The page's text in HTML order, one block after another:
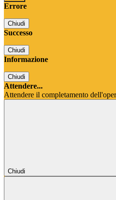
Errore
Chiudi
Successo
Chiudi
Informazione
Chiudi
Attendere...
Attendere il completamento
Chiudi